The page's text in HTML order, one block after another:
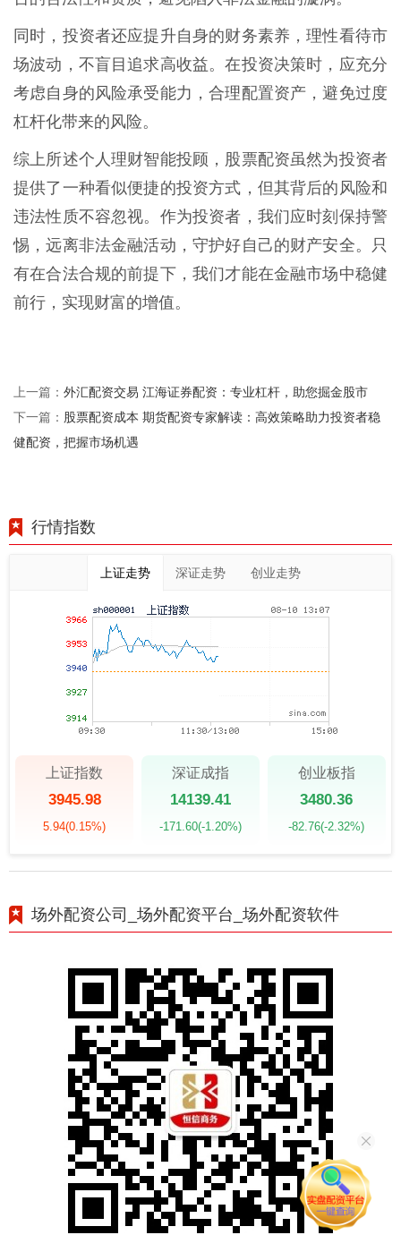
同时，投资者还应提升自身的财务素养，理性看待市
场波动，不盲目追求高收益。在投资决策时，应充分
考虑自身的风险承受能力，合理配置资产，避免过度
杠杆化带来的风险。
综上所述个人理财智能投顾，股票配资虽然为投资者
提供了一种看似便捷的投资方式，但其背后的风险和
违法性质不容忽视。作为投资者，我们应时刻保持警
惕，远离非法金融活动，守护好自己的财产安全。只
有在合法合规的前提下，我们才能在金融市场中稳健
前行，实现财富的增值。
上一篇： 外汇配资交易 江海证券配资：专业杠杆，助您掘金股市
下一篇： 股票配资成本 期货配资专家解读：高效策略助力投资者稳
健配资，把握市场机遇
行情指数
上证走势 深证走势 创业走势
上证指数
3945.98
5.94(0.15%)
深证成指
14139.41
-171.60(-1.20%)
创业板指
3480.36
-82.76(-2.32%)
场外配资公司_场外配资平台_场外配资软件